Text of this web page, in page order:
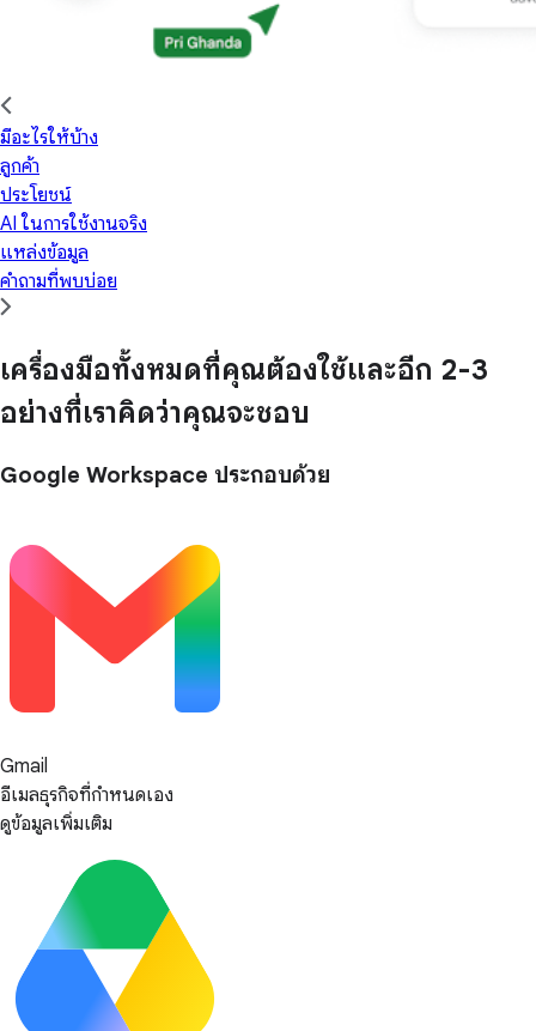
มีอะไรให้บ้าง
ลูกค้า
ประโยชน์
AI ในการใช้งานจริง
แหล่งข้อมูล
คำถามที่พบบ่อย
เครื่องมือทั้งหมดที่คุณต้องใช้และอีก 2-3
อย่างที่เราคิดว่าคุณจะชอบ
Google Workspace ประกอบด้วย
Gmail
อีเมลธุรกิจที่กำหนดเอง
ดูข้อมูลเพิ่มเติม